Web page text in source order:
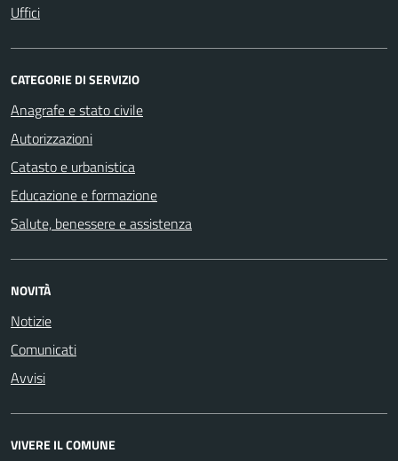
Uffici
CATEGORIE DI SERVIZIO
Anagrafe e stato civile
Autorizzazioni
Catasto e urbanistica
Educazione e formazione
Salute, benessere e assistenza
NOVITÀ
Notizie
Comunicati
Avvisi
VIVERE IL COMUNE